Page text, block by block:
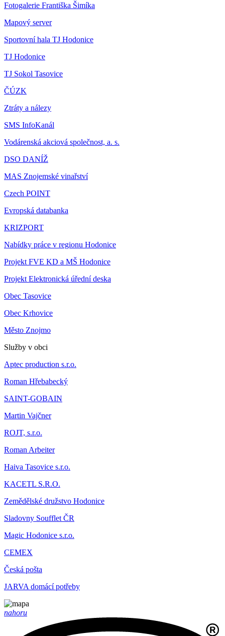
Fotogalerie Františka Šimíka
Mapový server
Sportovní hala TJ Hodonice
TJ Hodonice
TJ Sokol Tasovice
ČÚZK
Ztráty a nálezy
SMS InfoKanál
Vodárenská akciová společnost, a. s.
DSO DANÍŽ
MAS Znojemské vinařství
Czech POINT
Evropská databanka
KRIZPORT
Nabídky práce v regionu Hodonice
Projekt FVE KD a MŠ Hodonice
Projekt Elektronická úřední deska
Obec Tasovice
Obec Krhovice
Město Znojmo
Služby v obci
Aptec production s.r.o.
Roman Hřebabecký
SAINT-GOBAIN
Martin Vajčner
ROJT, s.r.o.
Roman Arbeiter
Haiva Tasovice s.r.o.
KACETL S.R.O.
Zemědělské družstvo Hodonice
Sladovny Soufflet ČR
Magic Hodonice s.r.o.
CEMEX
Česká pošta
JARVA domácí potřeby
nahoru